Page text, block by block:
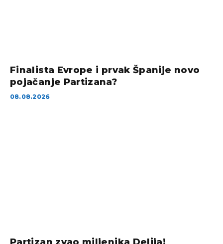
Finalista Evrope i prvak Španije novo
pojačanje Partizana?
08.08.2026